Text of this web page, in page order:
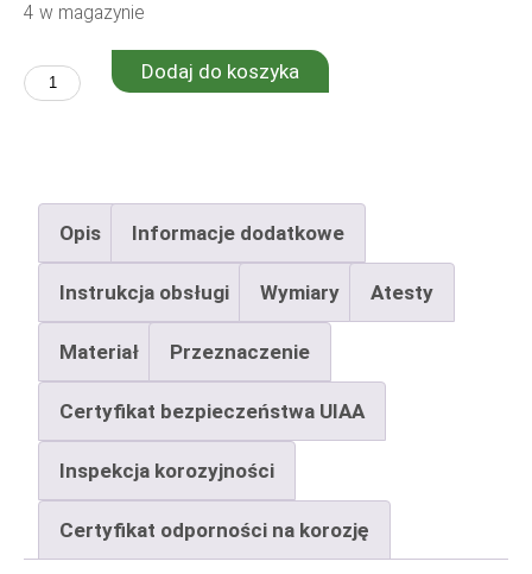
4 w magazynie
ilość
mm
Dodaj do koszyka
Opis Informacje dodatkowe
Instrukcja obsługi Wymiary Atesty
Materiał Przeznaczenie
Certyfikat bezpieczeństwa UIAA
Inspekcja korozyjności
Certyfikat odporności na korozję